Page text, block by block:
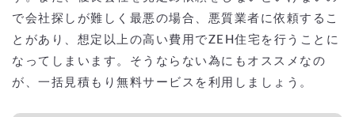
で会社探しが難しく最悪の場合、悪質業者に依頼するこ
とがあり、想定以上の高い費用でZEH住宅を行うことに
なってしまいます。そうならない為にもオススメなの
が、一括見積もり無料サービスを利用しましょう。